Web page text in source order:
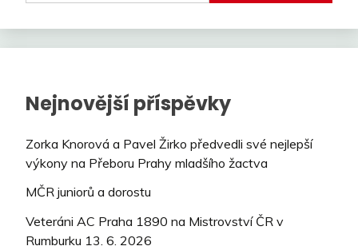
Nejnovější příspěvky
Zorka Knorová a Pavel Žirko předvedli své nejlepší
výkony na Přeboru Prahy mladšího žactva
MČR juniorů a dorostu
Veteráni AC Praha 1890 na Mistrovství ČR v
Rumburku 13. 6. 2026